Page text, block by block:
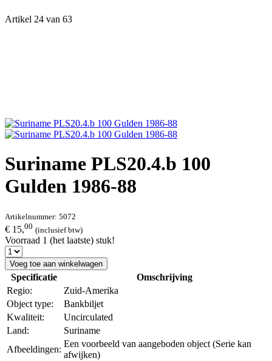
Artikel 24 van 63
Suriname PLS20.4.b 100
Gulden 1986-88
Artikelnummer: 5072
€ 15,00 (inclusief btw)
Voorraad 1 (het laatste) stuk!
Voeg toe aan winkelwagen
Specificatie
Omschrijving
Regio:
Zuid-Amerika
Object type:
Bankbiljet
Kwaliteit:
Uncirculated
Land:
Suriname
Afbeeldingen:
Een voorbeeld van aangeboden object (Serie kan
afwijken)